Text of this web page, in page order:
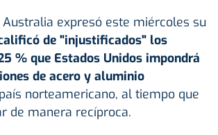
Australia expresó este miércoles su
de "injustificados" los
% que Estados Unidos impondrá
de acero y aluminio
norteamericano, al tiempo que
de manera recíproca.